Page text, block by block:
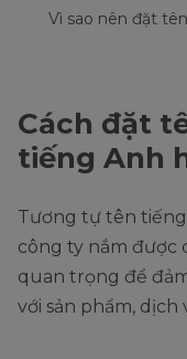
Vì sao nên đặt
Cách đặt
tiếng Anh
Tương tự tên tiếng
công ty nắm được
quan trọng để
với sản phẩm,